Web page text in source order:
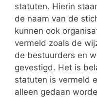
statuten. Hierin
de naam van de
kunnen ook
vermeld zoals de
de bestuurders en
gevestigd. Het is
statuten is vermeld
alleen gedaan